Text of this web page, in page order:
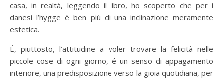
casa, in realtà, leggendo il libro, ho scoperto che per i
danesi l’hygge è ben più di una inclinazione meramente
estetica.
É, piuttosto, l’attitudine a voler trovare la felicità nelle
piccole cose di ogni giorno, é un senso di appagamento
interiore, una predisposizione verso la gioia quotidiana, per